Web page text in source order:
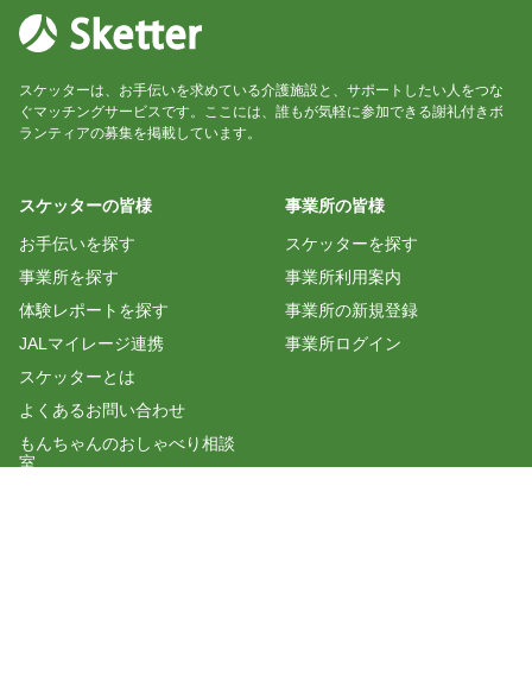
スケッターは、お手伝いを求めている介護施設と、サポートしたい人をつな
ぐマッチングサービスです。ここには、誰もが気軽に参加できる謝礼付きボ
ランティアの募集を掲載しています。
スケッターの皆様
お手伝いを探す
事業所を探す
体験レポートを探す
JALマイレージ連携
スケッターとは
よくあるお問い合わせ
もんちゃんのおしゃべり相談
室
事業所の皆様
スケッターを探す
事業所利用案内
事業所の新規登録
事業所ログイン